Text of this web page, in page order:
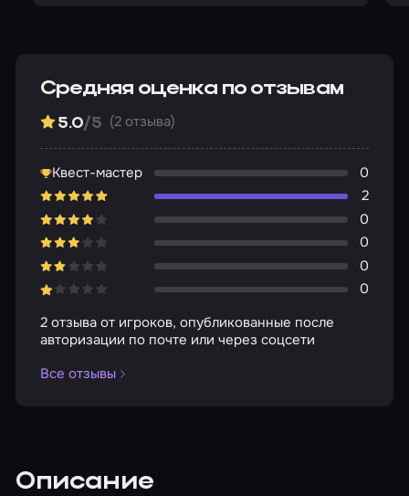
Средняя оценка по отзывам
5.0/5 (2 отзыва)
Квест-мастер
0
2
0
0
0
0
2 отзыва от игроков, опубликованные после
авторизации по почте или через соцсети
Все отзывы
Описание